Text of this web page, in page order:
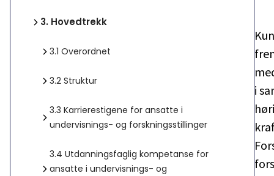
3. Hovedtrekk
3.1 Overordnet
3.2 Struktur
3.3 Karrierestigene for ansatte i
undervisnings- og forskningsstillinger
3.4 Utdanningsfaglig kompetanse for
ansatte i undervisnings- og
i